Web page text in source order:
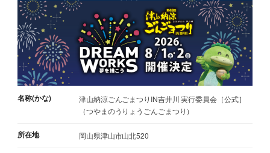
名称(かな)
津山納涼ごんごまつりIN吉井川 実行委員会［公式］
（つやまのうりょうごんごまつり）
所在地 岡山県津山市山北520